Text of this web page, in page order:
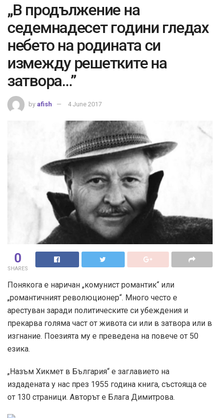
„В продължение на
седемнадесет години гледах
небето на родината си
измежду решетките на
затвора…”
by afish 4 June 2017
0
SHARES
Понякога е наричан „комунист романтик“ или
„романтичният революционер“. Много често е
арестуван заради политическите си убеждения и
прекарва голяма част от живота си или в затвора или в
изгнание. Поезията му е преведена на повече от 50
езика.
„Назъм Хикмет в България“ е заглавието на
издадената у нас през 1955 година книга, състояща се
от 130 страници. Авторът е Блага Димитрова.